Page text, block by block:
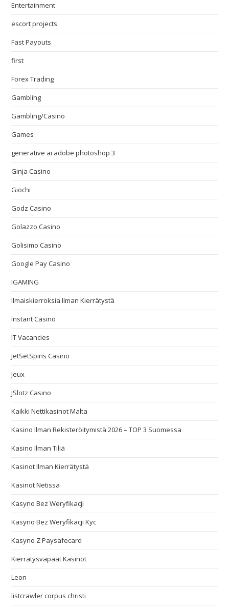
Entertainment
escort projects
Fast Payouts
first
Forex Trading
Gambling
Gambling/Casino
Games
generative ai adobe photoshop 3
Ginja Casino
Giochi
Godz Casino
Golazzo Casino
Golisimo Casino
Google Pay Casino
IGAMING
Ilmaiskierroksia Ilman Kierrätystä
Instant Casino
IT Vacancies
JetSetSpins Casino
Jeux
JSlotz Casino
Kaikki Nettikasinot Malta
Kasino Ilman Rekisteröitymistä 2026 – TOP 3 Suomessa
Kasino Ilman Tiliä
Kasinot Ilman Kierrätystä
Kasinot Netissä
Kasyno Bez Weryfikacji
Kasyno Bez Weryfikacji Kyc
Kasyno Z Paysafecard
Kierrätysvapaat Kasinot
Leon
listcrawler corpus christi